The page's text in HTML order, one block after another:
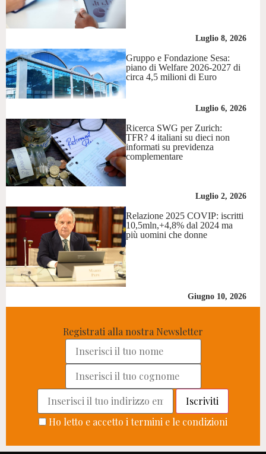
Luglio 8, 2026
Gruppo e Fondazione Sesa:
piano di Welfare 2026-2027 di
circa 4,5 milioni di Euro
Luglio 6, 2026
Ricerca SWG per Zurich:
TFR? 4 italiani su dieci non
informati su previdenza
complementare
Luglio 2, 2026
Relazione 2025 COVIP: iscritti
10,5mln,+4,8% dal 2024 ma
più uomini che donne
Giugno 10, 2026
Registrati alla nostra Newsletter
Ho letto e accetto i termini e le condizioni